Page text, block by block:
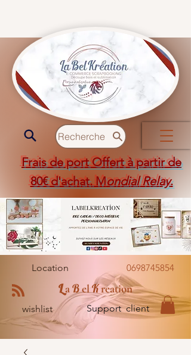
Recherche
Frais de port Offert à partir de
80€ d'achat. Mondial Relay.
Location 0698745854
LaBelKreation
wishlist Support client